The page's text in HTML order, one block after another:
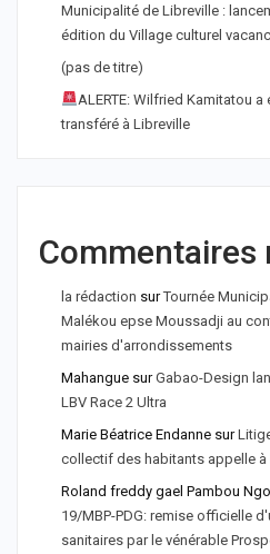
Municipalité de Libreville :
édition du Village culturel
(pas de titre)
ALERTE: Wilfried Kamitatou
transféré à Libreville
Commentaires
la rédaction surTournée
Malékou epse Moussadji au
mairies d'arrondissements
Mahangue surGabao-Design
LBV Race 2 Ultra
Marie Béatrice Endanne sur
collectif des habitants appelle à
Roland freddy gael Pambou
19/MBP-PDG: remise officielle
sanitaires par le vénérable